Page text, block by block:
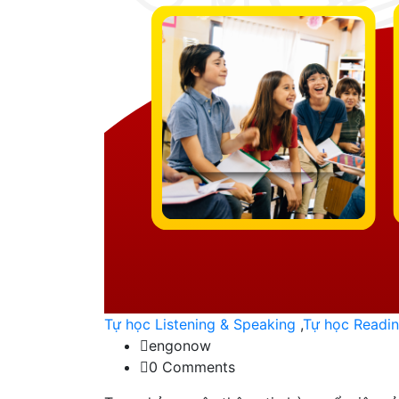
Tự học Listening & Speaking ,Tự học
engonow
0 Comments